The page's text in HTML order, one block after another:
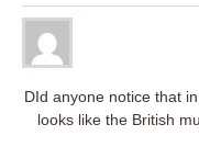
DId anyone notice that
looks like the British